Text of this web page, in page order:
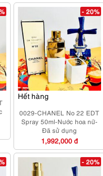
Hết hàng
- 20%
0029-CHANEL No 22 EDT
Spray 50ml-Nước hoa nữ-
Đã sử dụng
1,992,000 đ
- 20%